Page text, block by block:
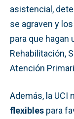
asistencial,
se agraven y
para que
Rehabilitación,
Atención
Además, la UCI
flexibles para